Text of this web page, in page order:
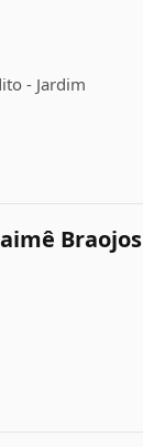
- Jardim
Braojos